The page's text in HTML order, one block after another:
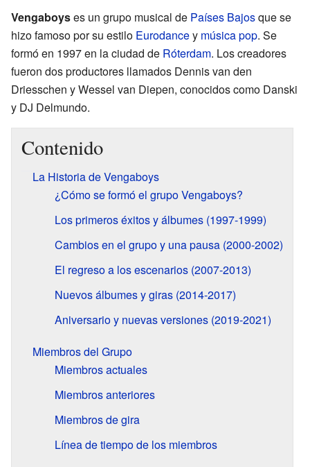
Vengaboyses un grupo musical de Países Bajosque se
hizo famoso por su estilo Eurodancey música pop. Se
formó en 1997 en la ciudad de Róterdam. Los creadores
fueron dos productores llamados Dennis van den
Driesschen y Wessel van Diepen, conocidos como Danski
y DJ Delmundo.
Contenido
La Historia de Vengaboys
¿Cómo se formó el grupo Vengaboys?
Los primeros éxitos y álbumes (1997-1999)
Cambios en el grupo y una pausa (2000-2002)
El regreso a los escenarios (2007-2013)
Nuevos álbumes y giras (2014-2017)
Aniversario y nuevas versiones (2019-2021)
Miembros del Grupo
Miembros actuales
Miembros anteriores
Miembros de gira
Línea de tiempo de los miembros